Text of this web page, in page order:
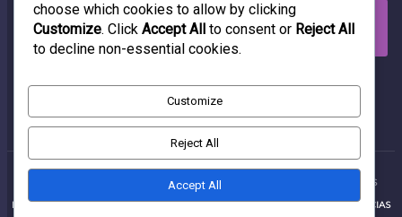
INSTAGRAM
0FOLLOWERS
RADIO
2025 | TODOS LOS DERECHOS RESERVADOS
INICIO
PRODUCCIONES RADIOFÓNICAS EC CONTACTANOS NOTICIAS
choose which cookies to allow by clicking
Customize. Click Accept All to consent or Reject All
to decline non-essential cookies.
Customize
Reject All
Accept All